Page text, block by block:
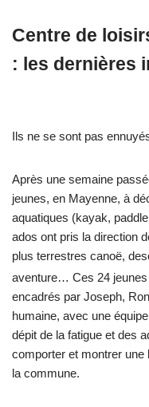
Centre de
: les dernières
Ils ne se sont pas
Après une semaine
jeunes, en Mayenne, à
aquatiques (kayak,
ados ont pris la direction
plus terrestres canoë,
aventure… Ces 24 jeunes
encadrés par Joseph,
humaine, avec une
dépit de la fatigue et des
comporter et montrer une
la commune.